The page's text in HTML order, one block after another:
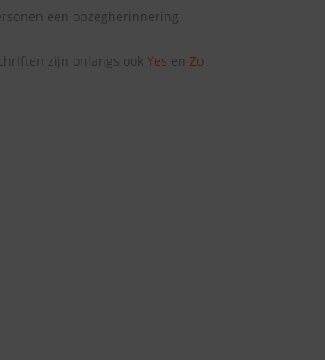
een opzegherinnering
zijn onlangs ook Yes en Zo